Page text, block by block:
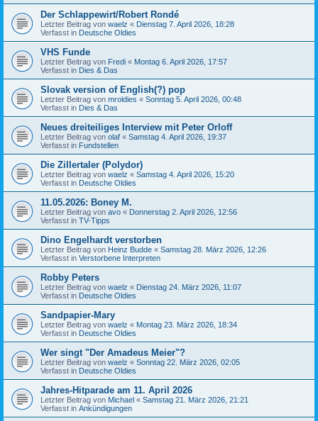
Der Schlappewirt/Robert Rondé
Letzter Beitrag von waelz « Dienstag 7. April 2026, 18:28
Verfasst in Deutsche Oldies
VHS Funde
Letzter Beitrag von Fredi « Montag 6. April 2026, 17:57
Verfasst in Dies & Das
Slovak version of English(?) pop
Letzter Beitrag von mroldies « Sonntag 5. April 2026, 00:48
Verfasst in Dies & Das
Neues dreiteiliges Interview mit Peter Orloff
Letzter Beitrag von olaf « Samstag 4. April 2026, 19:37
Verfasst in Fundstellen
Die Zillertaler (Polydor)
Letzter Beitrag von waelz « Samstag 4. April 2026, 15:20
Verfasst in Deutsche Oldies
11.05.2026: Boney M.
Letzter Beitrag von avo « Donnerstag 2. April 2026, 12:56
Verfasst in TV-Tipps
Dino Engelhardt verstorben
Letzter Beitrag von Heinz Budde « Samstag 28. März 2026, 12:26
Verfasst in Verstorbene Interpreten
Robby Peters
Letzter Beitrag von waelz « Dienstag 24. März 2026, 11:07
Verfasst in Deutsche Oldies
Sandpapier-Mary
Letzter Beitrag von waelz « Montag 23. März 2026, 18:34
Verfasst in Deutsche Oldies
Wer singt "Der Amadeus Meier"?
Letzter Beitrag von waelz « Sonntag 22. März 2026, 02:05
Verfasst in Deutsche Oldies
Jahres-Hitparade am 11. April 2026
Letzter Beitrag von Michael « Samstag 21. März 2026, 21:21
Verfasst in Ankündigungen